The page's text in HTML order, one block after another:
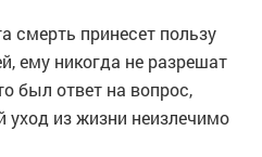
смерть принесет пользу
ему никогда не разрешат
был ответ на вопрос,
уход из жизни неизлечимо